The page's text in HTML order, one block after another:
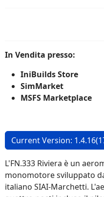
In Vendita presso:
IniBuilds Store
SimMarket
MSFS Marketplace
Current Version:
L'FN.333 Riviera è un
monomotore sviluppato
italiano SIAI-Marchetti.